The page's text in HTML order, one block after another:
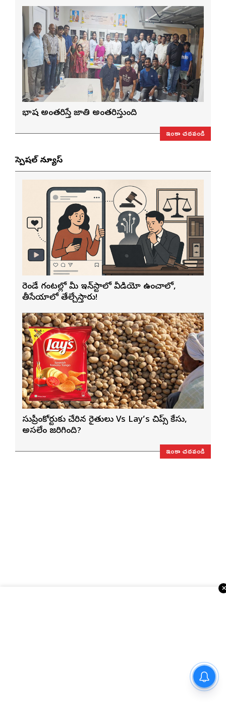
భాష అంతరిస్తే జాతి అంతరిస్తుంది
ఇంకా చదవండి
స్పెషల్ న్యూస్
రెండే గంటల్లో మీ ఇన్‌స్టాలో వీడియో ఉంచాలో,
తీసేయాలో తేల్చేస్తారు!
సుప్రీంకోర్టుకు చేరిన రైతులు Vs Lay’s చిప్స్‌ కేసు,
అసలేం జరిగింది?
ఇంకా చదవండి